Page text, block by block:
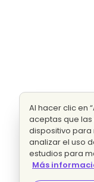
Al hacer clic en
aceptas que
dispositivo para
analizar el uso
estudios para
Más